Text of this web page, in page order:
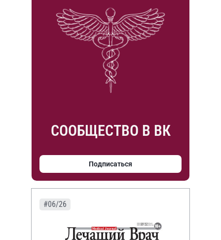
СООБЩЕСТВО В ВК
Подписаться
#06/26